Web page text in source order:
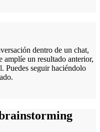
dentro de un chat,
amplíe un resultado anterior,
Puedes seguir haciéndolo